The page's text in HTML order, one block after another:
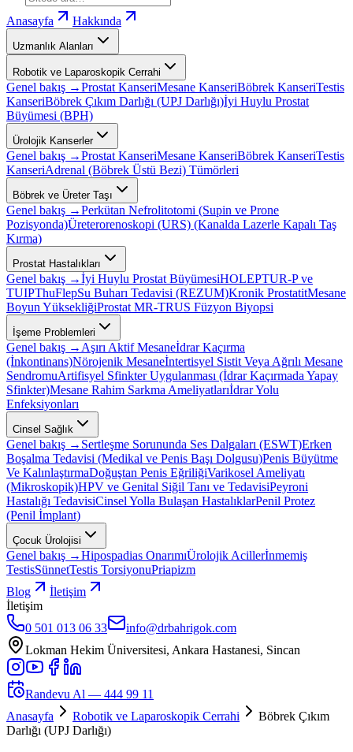
Anasayfa Hakkında
Uzmanlık Alanları
Robotik ve Laparoskopik Cerrahi
Genel bakış →Prostat KanseriMesane KanseriBöbrek KanseriTestis
KanseriBöbrek Çıkım Darlığı (UPJ Darlığı)İyi Huylu Prostat
Büyümesi (BPH)
Ürolojik Kanserler
Genel bakış →Prostat KanseriMesane KanseriBöbrek KanseriTestis
KanseriAdrenal (Böbrek Üstü Bezi) Tümörleri
Böbrek ve Üreter Taşı
Genel bakış →Perkütan Nefrolitotomi (Supin ve Prone
Pozisyonda)Üreterorenoskopi (URS) (Kanalda Lazerle Kapalı Taş
Kırma)
Prostat Hastalıkları
Genel bakış →İyi Huylu Prostat BüyümesiHOLEPTUR-P ve
TUIPThuFlepSu Buharı Tedavisi (REZUM)Kronik ProstatitMesane
Boyun YüksekliğiProstat MR-TRUS Füzyon Biyopsi
İşeme Problemleri
Genel bakış → Aşırı Aktif Mesaneİdrar Kaçırma
(İnkontinans)Nörojenik Mesaneİntertisyel Sistit Veya Ağrılı Mesane
SendromuArtifisyel Sfinkter Uygulanması (İdrar Kaçırmada Yapay
Sfinkter)Mesane Rahim Sarkma Ameliyatlarıİdrar Yolu
Enfeksiyonları
Cinsel Sağlık
Genel bakış → Sertleşme Sorununda Ses Dalgaları (ESWT)Erken
Boşalma Tedavisi (Medikal ve Penis Başı Dolgusu)Penis Büyütme
Ve KalınlaştırmaDoğuştan Penis EğriliğiVarikosel Ameliyatı
(Mikroskopik)HPV ve Genital Siğil Tanı ve TedavisiPeyroni
Hastalığı TedavisiCinsel Yolla Bulaşan HastalıklarPenil Protez
(Penil İmplant)
Çocuk Ürolojisi
Genel bakış →Hipospadias OnarımıÜrolojik Acillerİnmemiş
TestisSünnetTestis TorsiyonuPriapizm
Blog
İletişim
İletişim
0 501 013 06 33
info@drbahrigok.com
Lokman Hekim Üniversitesi, Ankara Hastanesi, Sincan
Randevu Al — 444 99 11
Anasayfa
Robotik ve Laparoskopik Cerrahi
Böbrek Çıkım
Darlığı (UPJ Darlığı)